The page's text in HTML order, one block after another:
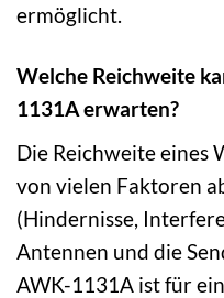
ermöglicht.
Welche Reichweite
1131A erwarten?
Die Reichweite eines
von vielen Faktoren
(Hindernisse,
Antennen und die
AWK-1131A ist für